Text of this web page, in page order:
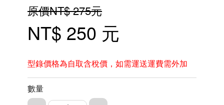
原價NT$ 275元
NT$ 250 元
型錄價格為自取含稅價，如需運送運費需外加
數量